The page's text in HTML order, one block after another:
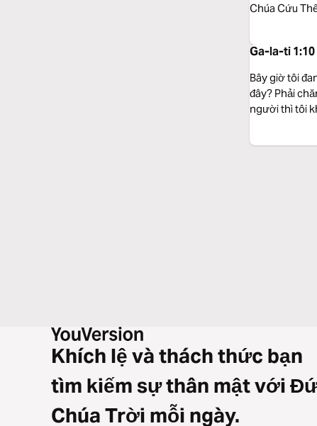
Chúa Cứu
Ga-la-ti
Bây giờ tôi
đây? Phải
người thì tôi
Khích lệ và thách thức bạn
tìm kiếm sự thân mật với
Chúa Trời mỗi ngày.